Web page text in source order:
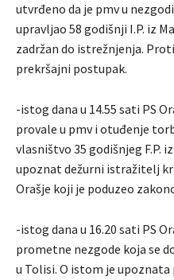
utvrđeno da je pmv u
upravljao 58 godišnji I.P. iz
zadržan do istrežnjenja.
prekršajni postupak.
-istog dana u 14.55 sati PS
provale u pmv i otuđenje
vlasništvo 35 godišnjeg F.P.
upoznat dežurni istražitelj
Orašje koji je poduzeo
-istog dana u 16.20 sati PS
prometne nezgode koja se
u Tolisi. O istom je